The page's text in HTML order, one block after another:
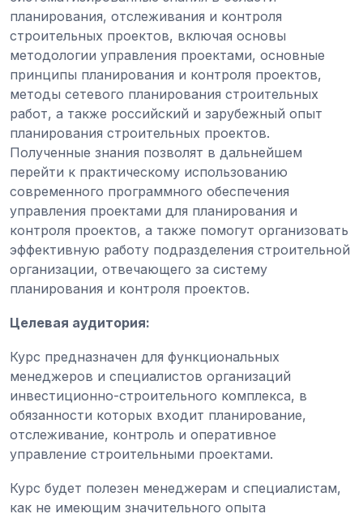
планирования, отслеживания и контроля
строительных проектов, включая основы
методологии управления проектами, основные
принципы планирования и контроля проектов,
методы сетевого планирования строительных
работ, а также российский и зарубежный опыт
планирования строительных проектов.
Полученные знания позволят в дальнейшем
перейти к практическому использованию
современного программного обеспечения
управления проектами для планирования и
контроля проектов, а также помогут организовать
эффективную работу подразделения строительной
организации, отвечающего за систему
планирования и контроля проектов.
Целевая аудитория:
Курс предназначен для функциональных
менеджеров и специалистов организаций
инвестиционно-строительного комплекса, в
обязанности которых входит планирование,
отслеживание, контроль и оперативное
управление строительными проектами.
Курс будет полезен менеджерам и специалистам,
как не имеющим значительного опыта